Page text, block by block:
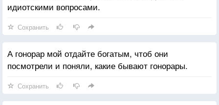
идиотскими вопросами.
Сохранить
А гонорар мой отдайте богатым, чтоб они
посмотрели и поняли, какие бывают гонорары.
Сохранить